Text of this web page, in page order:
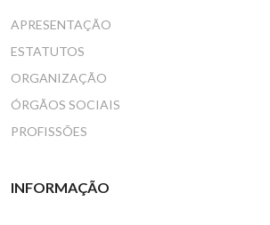
APRESENTAÇÃO
ESTATUTOS
ORGANIZAÇÃO
ÓRGÃOS SOCIAIS
PROFISSÕES
INFORMAÇÃO